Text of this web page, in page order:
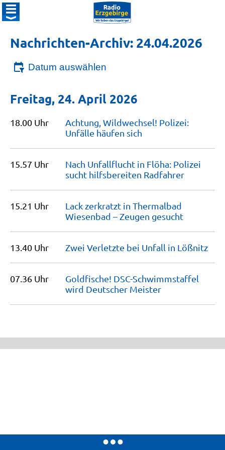
Nachrichten-Archiv: 24.04.2026
Datum auswählen
Freitag, 24. April 2026
18.00 Uhr
Achtung, Wildwechsel! Polizei:
Unfälle häufen sich
15.57 Uhr
Nach Unfallflucht in Flöha: Polizei
sucht hilfsbereiten Radfahrer
15.21 Uhr
Lack zerkratzt in Thermalbad
Wiesenbad – Zeugen gesucht
13.40 Uhr Zwei Verletzte bei Unfall in Lößnitz
07.36 Uhr
Goldfische! DSC-Schwimmstaffel
wird Deutscher Meister